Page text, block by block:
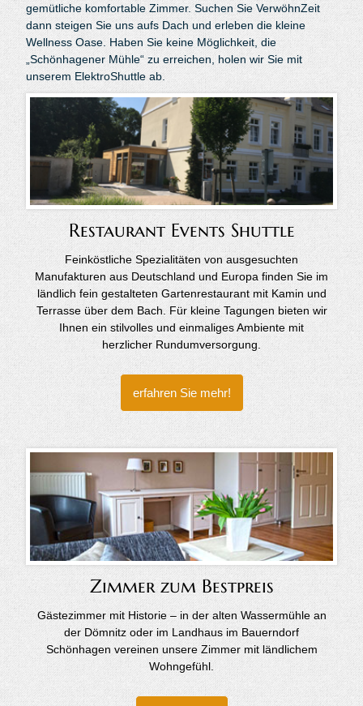
gemütliche komfortable Zimmer. Suchen Sie VerwöhnZeit
dann steigen Sie uns aufs Dach und erleben die kleine
Wellness Oase. Haben Sie keine Möglichkeit, die
„Schönhagener Mühle“ zu erreichen, holen wir Sie mit
unserem ElektroShuttle ab.
Restaurant Events Shuttle
Feinköstliche Spezialitäten von ausgesuchten
Manufakturen aus Deutschland und Europa finden Sie im
ländlich fein gestalteten Gartenrestaurant mit Kamin und
Terrasse über dem Bach. Für kleine Tagungen bieten wir
Ihnen ein stilvolles und einmaliges Ambiente mit
herzlicher Rundumversorgung.
erfahren Sie mehr!
Zimmer zum Bestpreis
Gästezimmer mit Historie – in der alten Wassermühle an
der Dömnitz oder im Landhaus im Bauerndorf
Schönhagen vereinen unsere Zimmer mit ländlichem
Wohngefühl.